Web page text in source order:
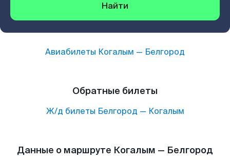
Найти
Авиабилеты Когалым — Белгород
Обратные билеты
Ж/д билеты Белгород — Когалым
Данные о маршруте Когалым — Белгород